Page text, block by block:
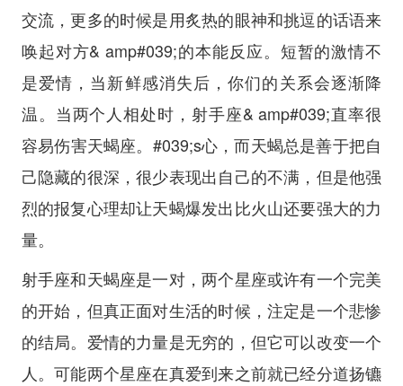
交流，更多的时候是用炙热的眼神和挑逗的话语来
唤起对方& amp#039;的本能反应。短暂的激情不
是爱情，当新鲜感消失后，你们的关系会逐渐降
温。当两个人相处时，射手座& amp#039;直率很
容易伤害天蝎座。#039;s心，而天蝎总是善于把自
己隐藏的很深，很少表现出自己的不满，但是他强
烈的报复心理却让天蝎爆发出比火山还要强大的力
量。
射手座和天蝎座是一对，两个星座或许有一个完美
的开始，但真正面对生活的时候，注定是一个悲惨
的结局。爱情的力量是无穷的，但它可以改变一个
人。可能两个星座在真爱到来之前就已经分道扬镳